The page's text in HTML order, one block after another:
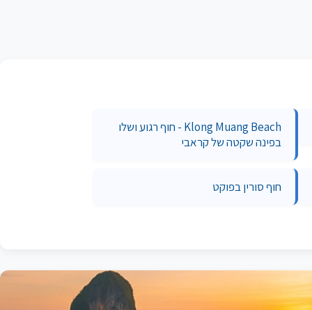
Klong Muang Beach - חוף רגוע ושלו
בפינה שקטה של קראבי
חוף סורין בפוקט